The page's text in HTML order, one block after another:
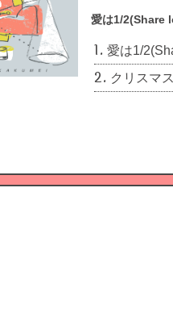
愛は1/2(Share
1. 愛は1/
2. クリスマ